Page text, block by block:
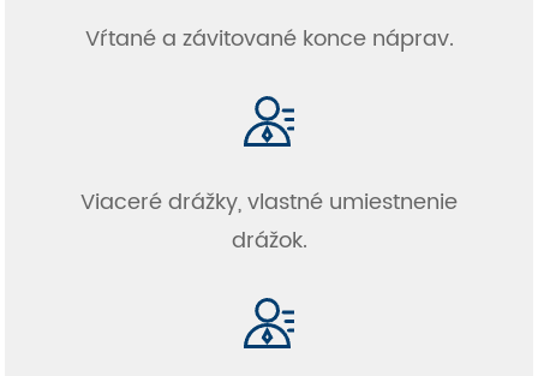
Vŕtané a závitované konce náprav.
Viaceré drážky, vlastné umiestnenie
drážok.